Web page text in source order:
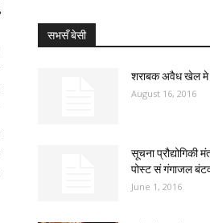
सभसँ बेसी
शराबक अवैध खेल मे
August 16, 2016
सूचना प्रौद्योगिकी
पोस्ट सं गंगाजल
June 1, 2016